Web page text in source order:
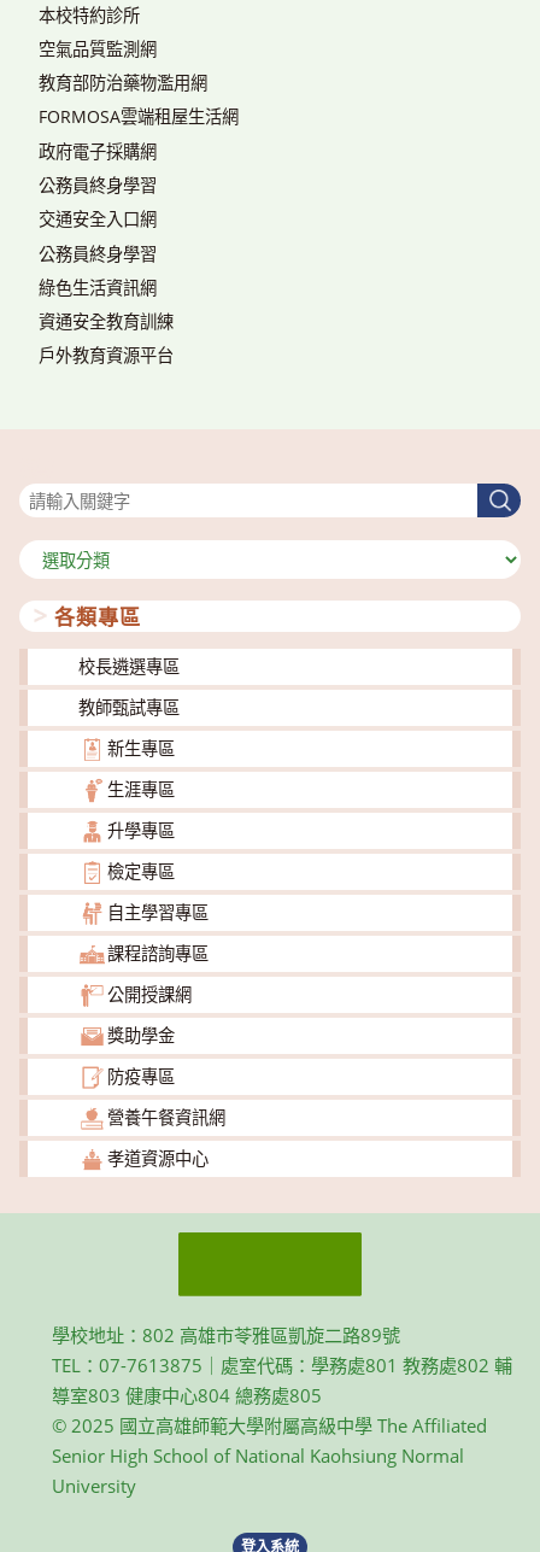
本校特約診所
空氣品質監測網
教育部防治藥物濫用網
FORMOSA雲端租屋生活網
政府電子採購網
公務員終身學習
交通安全入口網
公務員終身學習
綠色生活資訊網
資通安全教育訓練
戶外教育資源平台
搜
尋
分
類
各類專區
校長遴選專區
教師甄試專區
新生專區
生涯專區
升學專區
檢定專區
自主學習專區
課程諮詢專區
公開授課網
獎助學金
防疫專區
營養午餐資訊網
孝道資源中心
學校地址：802 高雄市苓雅區凱旋二路89號
TEL：07-7613875｜處室代碼：學務處801 教務處802 輔
導室803 健康中心804 總務處805
© 2025 國立高雄師範大學附屬高級中學 The Affiliated
Senior High School of National Kaohsiung Normal
University
登入系統